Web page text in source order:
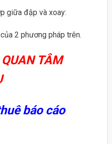
giữa đập và xoay:
2 phương pháp trên.
TÂM
báo cáo